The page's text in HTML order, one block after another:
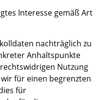
Interesse gemäß Art
nachträglich zu
Anhaltspunkte
Nutzung
für einen begrenzten
für